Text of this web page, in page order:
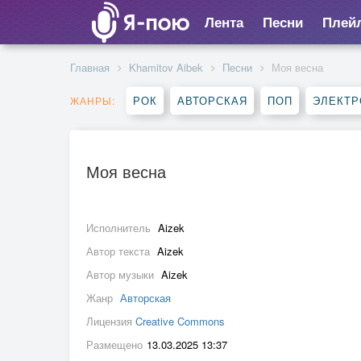
Лента Песни
Главная Khamitov Aibek Песни Моя весна
ЖАНРЫ: РОК АВТОРСКАЯ ПОП
Моя весна
Исполнитель Aizek
Автор текста Aizek
Автор музыки Aizek
Жанр Авторская
Лицензия Creative Commons
Размещено 13.03.2025 13:37